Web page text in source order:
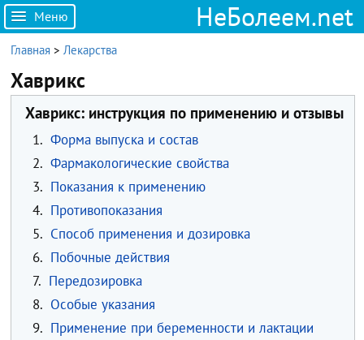
Меню НеБолеем.net
Главная >Лекарства
Хаврикс
Хаврикс: инструкция по применению и отзывы
1. Форма выпуска и состав
2. Фармакологические свойства
3. Показания к применению
4. Противопоказания
5. Способ применения и дозировка
6. Побочные действия
7. Передозировка
8. Особые указания
9. Применение при беременности и лактации